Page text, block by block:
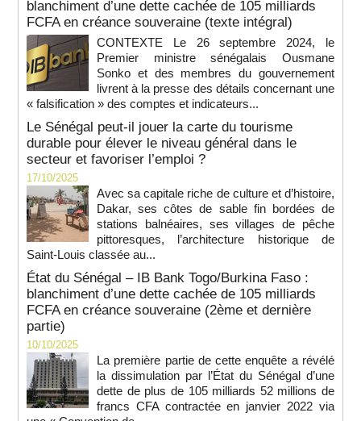
blanchiment d’une dette cachée de 105 milliards
FCFA en créance souveraine (texte intégral)
CONTEXTE Le 26 septembre 2024, le
Premier ministre sénégalais Ousmane
Sonko et des membres du gouvernement
livrent à la presse des détails concernant une
« falsification » des comptes et indicateurs...
Le Sénégal peut-il jouer la carte du tourisme
durable pour élever le niveau général dans le
secteur et favoriser l’emploi ?
17/10/2025
Avec sa capitale riche de culture et d’histoire,
Dakar, ses côtes de sable fin bordées de
stations balnéaires, ses villages de pêche
pittoresques, l’architecture historique de
Saint-Louis classée au...
État du Sénégal – IB Bank Togo/Burkina Faso :
blanchiment d’une dette cachée de 105 milliards
FCFA en créance souveraine (2ème et dernière
partie)
10/10/2025
La première partie de cette enquête a révélé
la dissimulation par l’État du Sénégal d’une
dette de plus de 105 milliards 52 millions de
francs CFA contractée en janvier 2022 via